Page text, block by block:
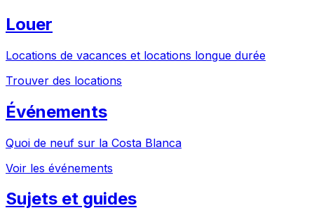
Louer
Locations de vacances et locations longue durée
Trouver des locations
Événements
Quoi de neuf sur la Costa Blanca
Voir les événements
Sujets et guides